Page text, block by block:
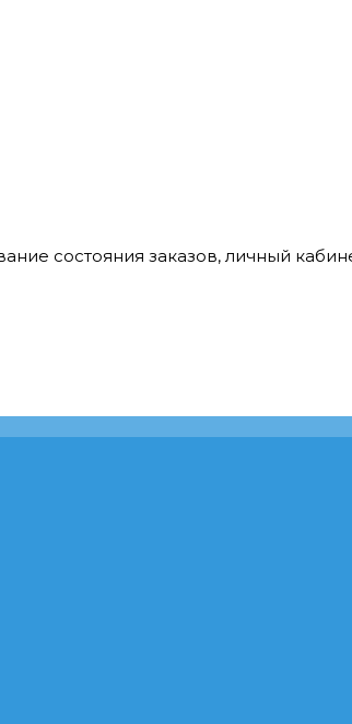
состояния заказов, личный